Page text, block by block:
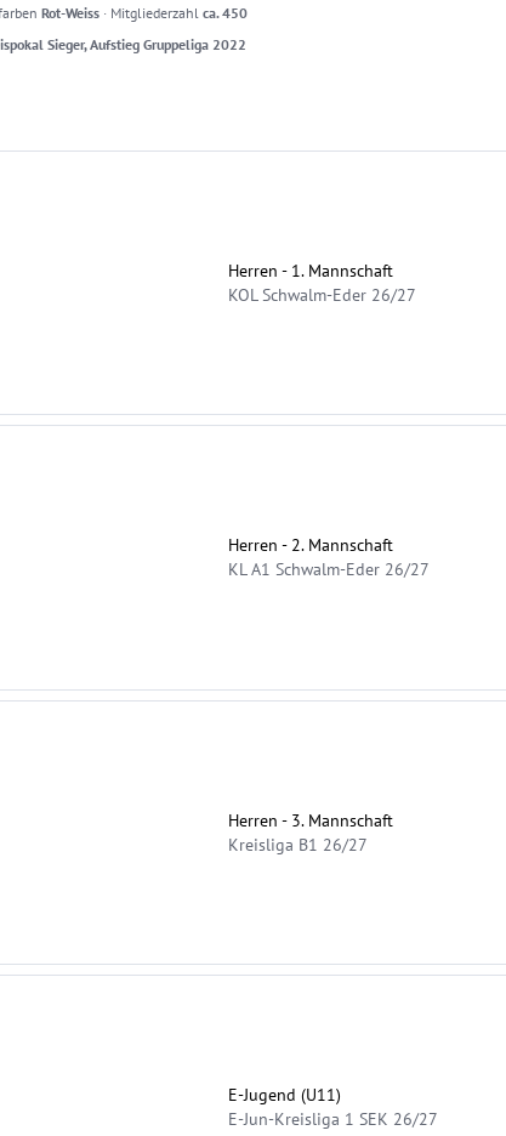
Rot-Weiss · Mitgliederzahl ca. 450
Sieger, Aufstieg Gruppeliga 2022
Herren - 1. Mannschaft
KOL Schwalm-Eder 26/27
Herren - 2. Mannschaft
KL A1 Schwalm-Eder 26/27
Herren - 3. Mannschaft
Kreisliga B1 26/27
E-Jugend (U11)
E-Jun-Kreisliga 1 SEK 26/27